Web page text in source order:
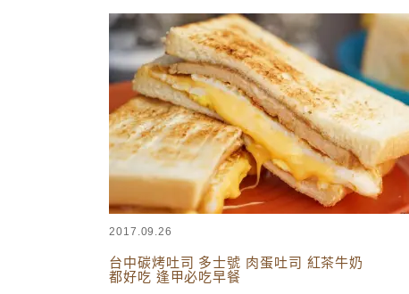
2017.09.26
台中碳烤吐司 多士號 肉蛋吐司 紅茶牛奶
都好吃 逢甲必吃早餐